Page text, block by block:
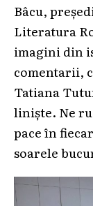
Bâcu,
Literatura
imagini din
comentarii,
Tatiana
liniște. Ne
pace în
soarele